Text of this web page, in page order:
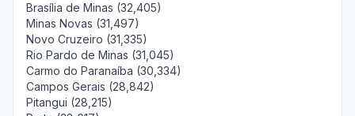
Brasília de Minas (32,405)
Minas Novas (31,497)
Novo Cruzeiro (31,335)
Rio Pardo de Minas (31,045)
Carmo do Paranaíba (30,334)
Campos Gerais (28,842)
Pitangui (28,215)